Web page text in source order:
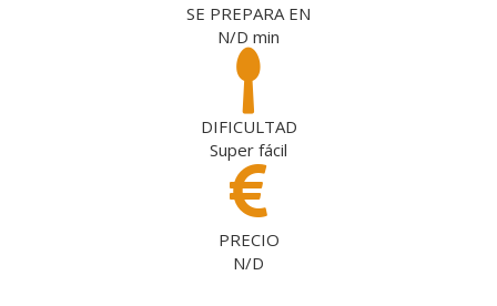
SE PREPARA EN
N/D min
DIFICULTAD
Super fácil
PRECIO
N/D